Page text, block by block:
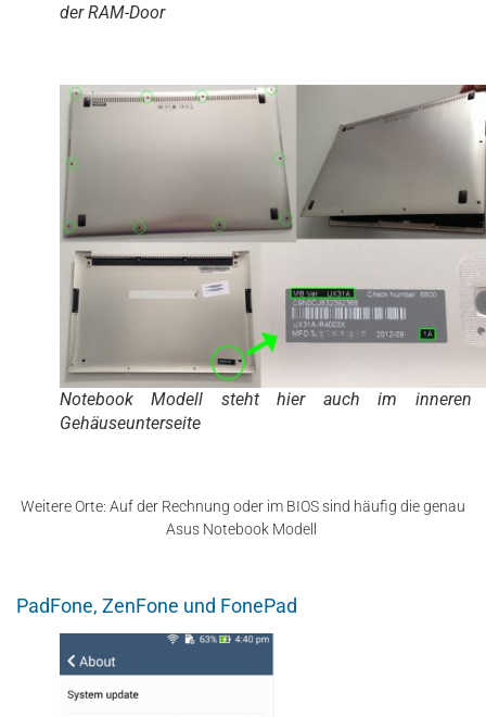
der RAM-Door
Notebook Modell steht hier auch im inneren
Gehäuseunterseite
Weitere Orte: Auf der Rechnung oder im BIOS sind häufig die genau
Asus Notebook Modell
PadFone, ZenFone und FonePad